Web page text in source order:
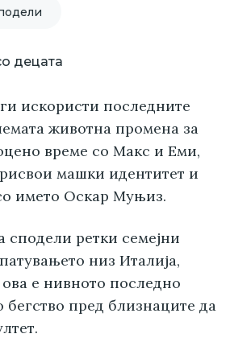
искористи последните
животна промена за
време со Макс и Еми,
машки идентитет и
името Оскар Муњиз.
сподели ретки семејни
низ Италија,
ова е нивното последно
бегство пред близнаците да